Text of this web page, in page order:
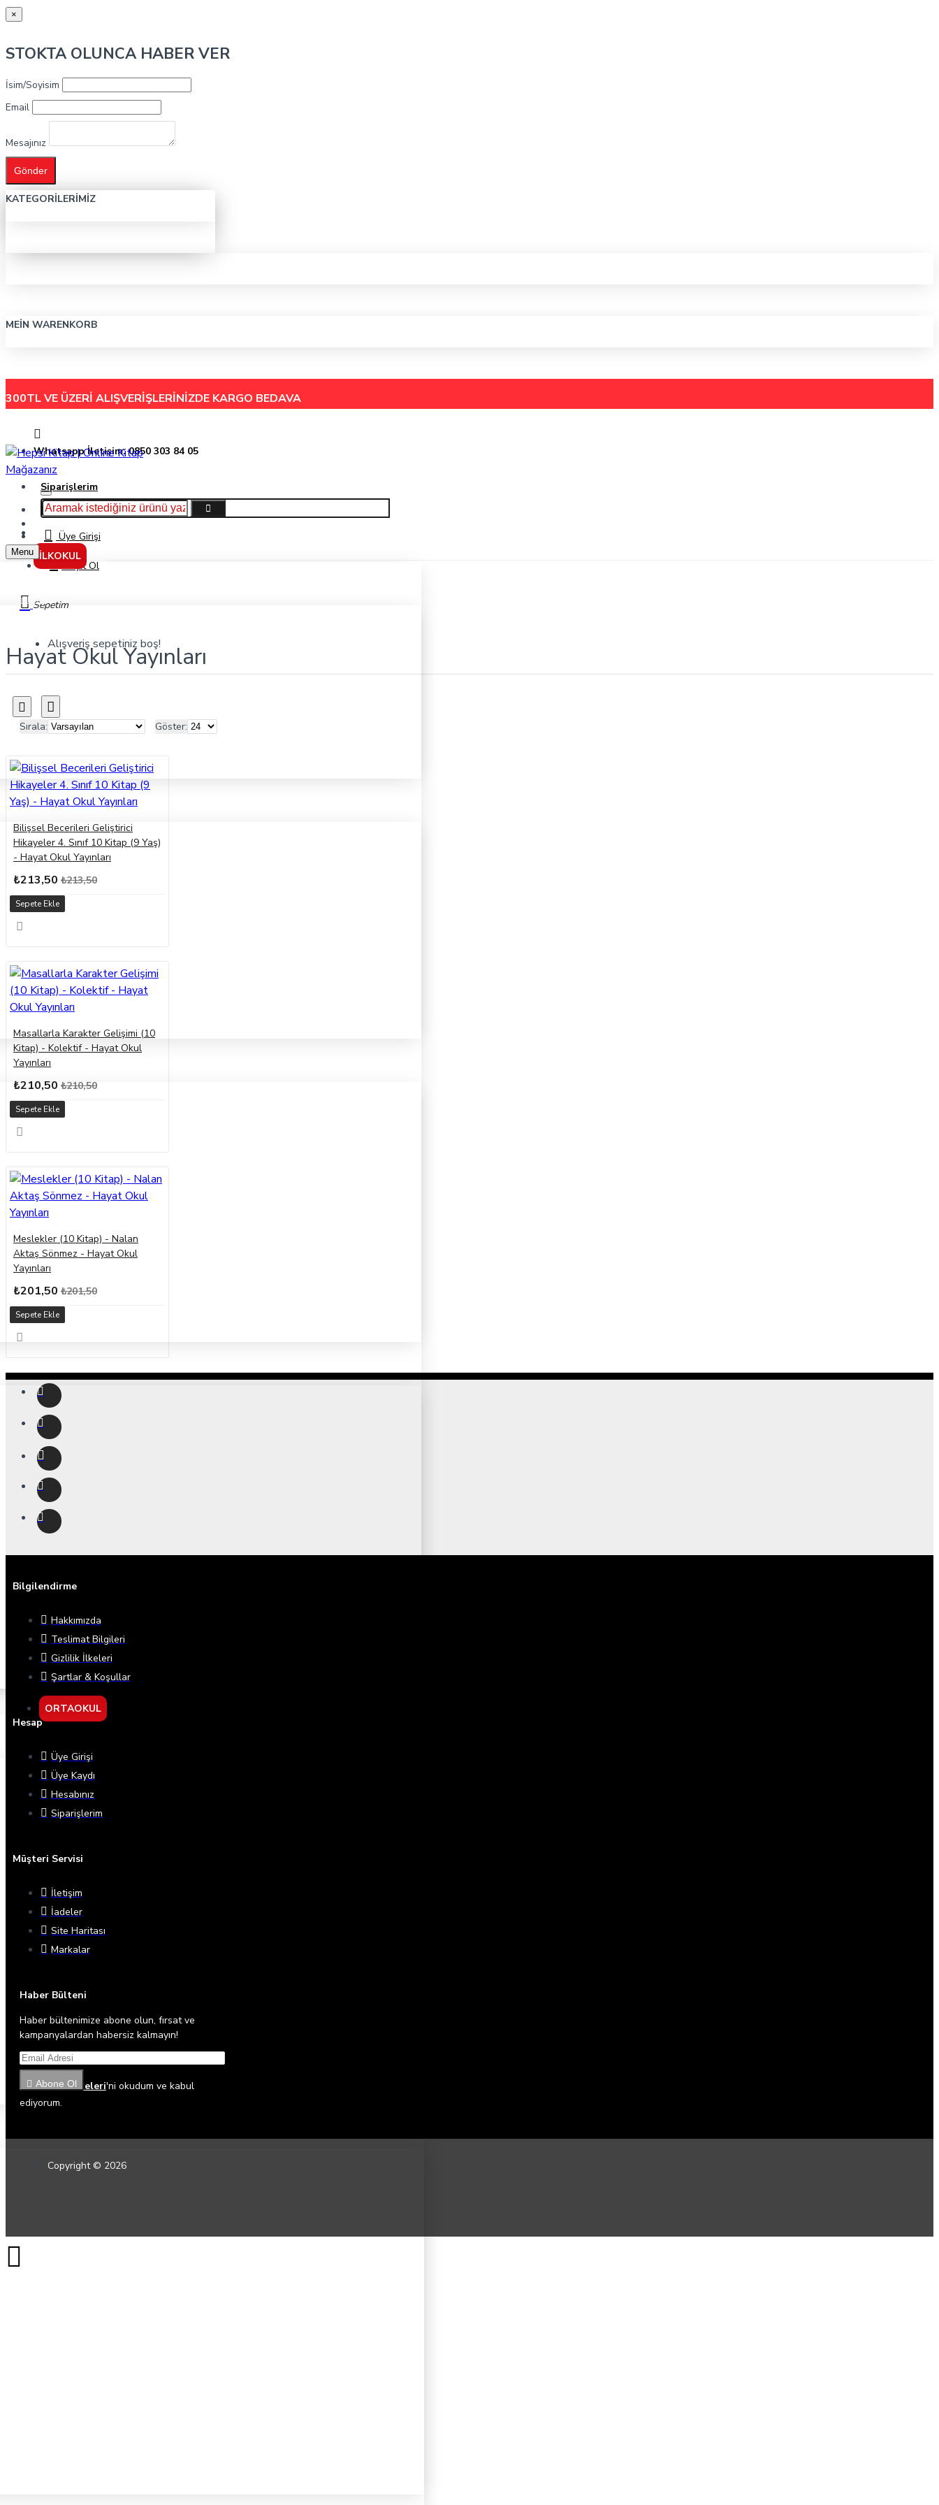
×
STOKTA OLUNCA HABER VER
İsim/Soyisim
Email
Mesajınız
Gönder
KATEGORILERIMIZ
MEIN WARENKORB
300TL VE ÜZERİ ALIŞVERİŞLERİNİZDE KARGO BEDAVA
Whatsapp İletişim: 0850 303 84 05
Siparişlerim
Hakkımızda
İletişimÜye Girişi
Kayıt Ol
Sepetim
Alışveriş sepetiniz boş!
İLKOKUL
ORTAOKUL
Menu
Markalar
Hayat Okul Yayınları
Sırala: Göster:
Bilişsel Becerileri Geliştirici
Hikayeler 4. Sınıf 10 Kitap (9 Yaş)
- Hayat Okul Yayınları
₺213,50 ₺213,50
Sepete Ekle
Masallarla Karakter Gelişimi (10
Kitap) - Kolektif - Hayat Okul
Yayınları
₺210,50 ₺210,50
Sepete Ekle
Meslekler (10 Kitap) - Nalan
Aktaş Sönmez - Hayat Okul
Yayınları
₺201,50 ₺201,50
Sepete Ekle
Bilgilendirme
Hakkımızda
Teslimat Bilgileri
Gizlilik İlkeleri
Şartlar & Koşullar
Hesap
Üye Girişi
Üye Kaydı
Hesabınız
Siparişlerim
Müşteri Servisi
İletişim
İadeler
Site Haritası
Markalar
Haber Bülteni
Haber bültenimize abone olun, fırsat ve
kampanyalardan habersiz kalmayın!
Abone Ol
Gizlilik İlkeleri'ni okudum ve kabul
ediyorum.
Copyright © 2026